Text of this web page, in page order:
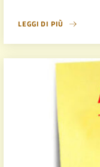
LEGGI DI PIÙ